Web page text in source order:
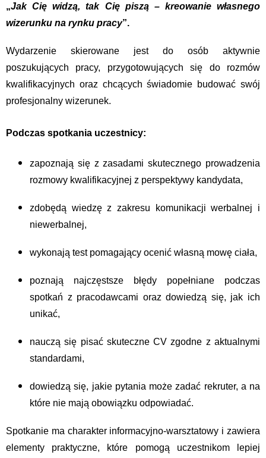
„Jak Cię widzą, tak Cię piszą – kreowanie własnego
wizerunku na rynku pracy”.
Wydarzenie skierowane jest do osób aktywnie
poszukujących pracy, przygotowujących się do rozmów
kwalifikacyjnych oraz chcących świadomie budować swój
profesjonalny wizerunek.
Podczas spotkania uczestnicy:
zapoznają się z zasadami skutecznego prowadzenia
rozmowy kwalifikacyjnej z perspektywy kandydata,
zdobędą wiedzę z zakresu komunikacji werbalnej i
niewerbalnej,
wykonają test pomagający ocenić własną mowę ciała,
poznają najczęstsze błędy popełniane podczas
spotkań z pracodawcami oraz dowiedzą się, jak ich
unikać,
nauczą się pisać skuteczne CV zgodne z aktualnymi
standardami,
dowiedzą się, jakie pytania może zadać rekruter, a na
które nie mają obowiązku odpowiadać.
Spotkanie ma charakter informacyjno-warsztatowy i zawiera
elementy praktyczne, które pomogą uczestnikom lepiej